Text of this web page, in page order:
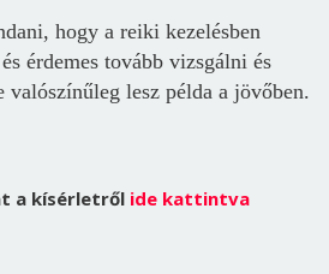
hogy a reiki kezelésben
érdemes tovább vizsgálni és
valószínűleg lesz példa a jövőben.
a kísérletről ide kattintva